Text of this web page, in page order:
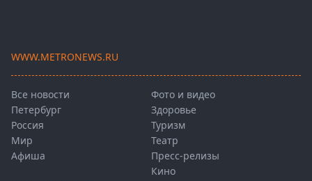
WWW.METRONEWS.RU
Все новости
Петербург
Россия
Мир
Афиша
Фото и видео
Здоровье
Туризм
Театр
Пресс-релизы
Кино